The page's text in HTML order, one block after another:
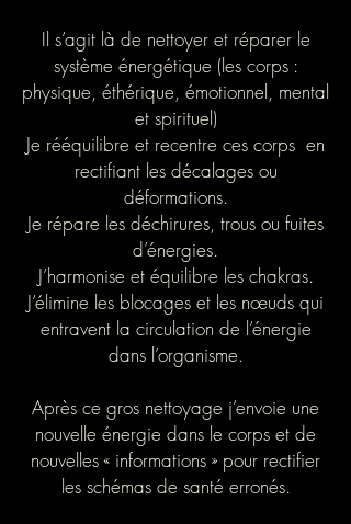
Il s’agit là de nettoyer et réparer le
système énergétique (les corps :
physique, éthérique, émotionnel, mental
et spirituel)
Je rééquilibre et recentre ces corps en
rectifiant les décalages ou
déformations.
Je répare les déchirures, trous ou fuites
d’énergies.
J’harmonise et équilibre les chakras.
J’élimine les blocages et les nœuds qui
entravent la circulation de l’énergie
dans l’organisme.
Après ce gros nettoyage j’envoie une
nouvelle énergie dans le corps et de
nouvelles « informations » pour rectifier
les schémas de santé erronés.